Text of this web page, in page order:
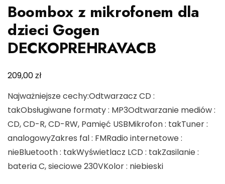
Boombox z mikrofonem dla
dzieci Gogen
DECKOPREHRAVACB
209,00zł
Najważniejsze cechy:Odtwarzacz CD :
takObsługiwane formaty : MP3Odtwarzanie mediów :
CD, CD-R, CD-RW, Pamięć USBMikrofon : takTuner :
analogowyZakres fal : FMRadio internetowe :
nieBluetooth : takWyświetlacz LCD : takZasilanie :
bateria C, sieciowe 230VKolor : niebieski